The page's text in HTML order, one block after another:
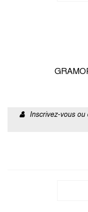
Inscrivez-vous ou